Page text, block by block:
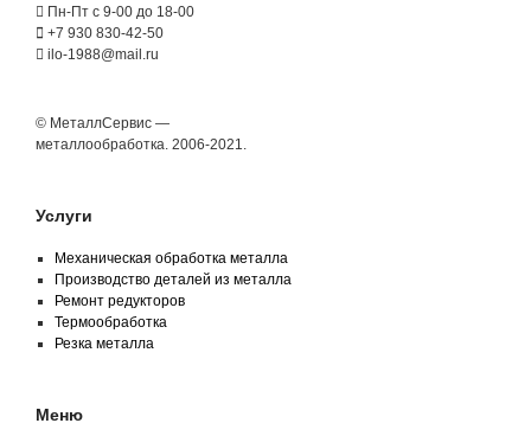
Пн-Пт с 9-00 до 18-00
+7 930 830-42-50
ilo-1988@mail.ru
© МеталлСервис —
металлообработка. 2006-2021.
Услуги
Механическая обработка металла
Производство деталей из металла
Ремонт редукторов
Термообработка
Резка металла
Меню